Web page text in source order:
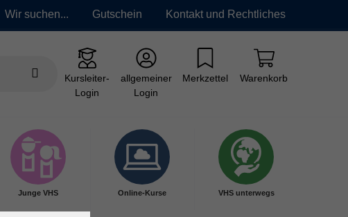
Wir suchen... Gutschein Kontakt und Rechtliches
Kursleiter-
Login
allgemeiner
Login
Merkzettel Warenkorb
Junge VHS Online-Kurse VHS unterwegs